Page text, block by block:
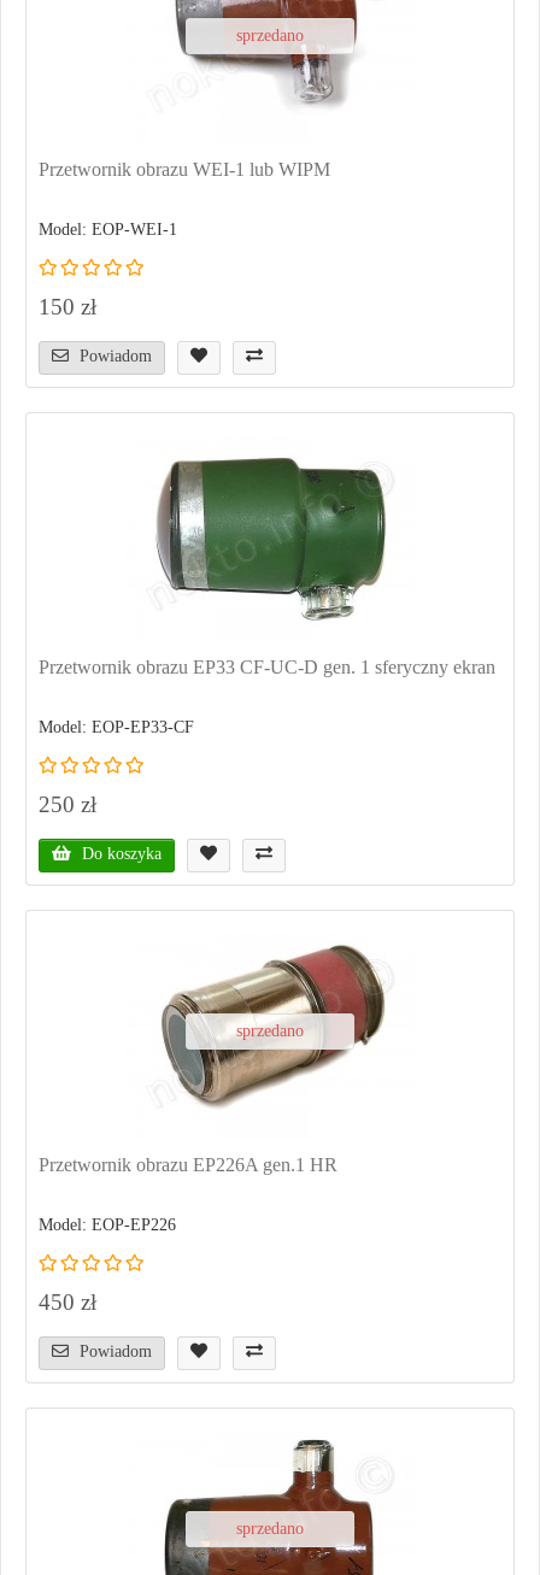
sprzedano
Przetwornik obrazu WEI-1 lub WIPM
Model: EOP-WEI-1
150 zł
Powiadom
Przetwornik obrazu EP33 CF-UC-D gen. 1 sferyczny ekran
Model: EOP-EP33-CF
250 zł
Do koszyka
sprzedano
Przetwornik obrazu EP226A gen.1 HR
Model: EOP-EP226
450 zł
Powiadom
sprzedano